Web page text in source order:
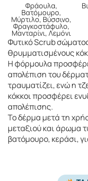
Φράουλα,
Βατόμουρο,
Μύρτιλο, Βύσσινο,
Φραγκοστάφυλο,
Μανταρίνι, Λεμόνι
Φυτικό Scrub
θρυμματισμένους
Η φόρμουλα
απολέπιση του
τραυματίζει, ενώ η
κόκκοι προσφέρει
απολέπισης.
Το δέρμα μετά τη
μεταξιού και άρωμα
βατόμουρο, κεράσι,